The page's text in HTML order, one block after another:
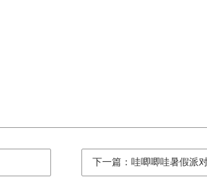
下一篇：哇唧唧哇暑假派